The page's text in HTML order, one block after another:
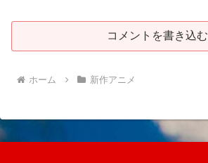
コメントを書き込む
ホーム 新作アニメ